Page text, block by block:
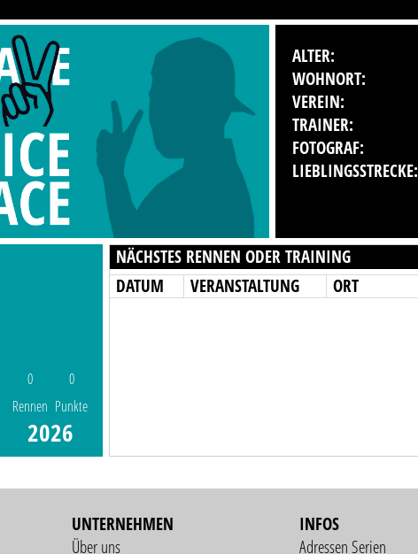
ALTER:
WOHNORT:
VEREIN:
TRAINER:
FOTOGRAF:
LIEBLINGSSTRECKE:
0
Rennen
0
Punkte
2026
NÄCHSTES RENNEN ODER TRAINING
DATUM
VERANSTALTUNG ORT
UNTERNEHMEN
Über uns
INFOS
Adressen Serien